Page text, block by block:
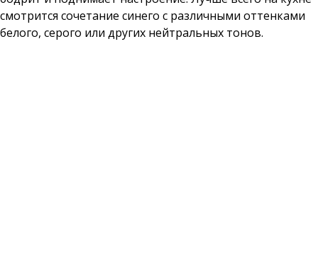
смотрится сочетание синего с различными оттенками
белого, серого или других нейтральных тонов.